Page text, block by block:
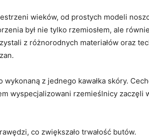
wieków, od prostych‌ modeli​
był⁣ nie tylko rzemiosłem, ale​
z różnorodnych⁣ materiałów oraz
z ⁢jednego kawałka⁢ skóry.
‌wyspecjalizowani rzemieślnicy ‍zaczęli
⁢co⁣ zwiększało⁣ trwałość butów.